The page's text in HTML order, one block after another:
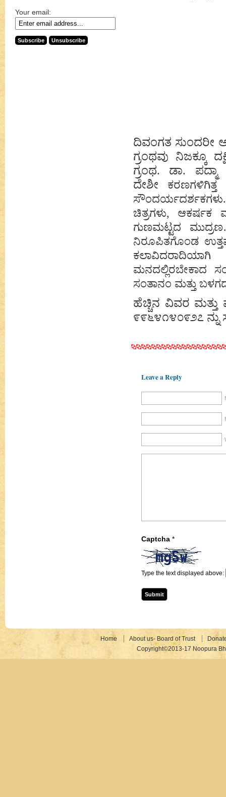
Your email:
ದಿವಂಗತ ಸುಂದರೀ
ಗ್ರಂಥವು ನಿಜಕ್ಕೂ
ಗ್ರಂಥ. ಡಾ.
ದೇಶೀ
ಸೌಂದರ್ಯದರ್ಶಕಗಳು.
ಚಿತ್ರಗಳು, ಆಕರ್ಷಕ
ಗುಣಮಟ್ಟದ
ನಿರೂಪಿತಗೊಂಡ
ಮನದಲ್ಲಿರಬೇಕಾದ
ಸಂತಾನಂ ಮತ್ತು
ಹೆಚ್ಚಿನ ವಿವರ ಮತ್ತು
೯೯೬೪೧೪೦೯೨೭
Leave a Reply
Captcha *
Type the text displayed above:
Home About us- Board of Trust
Copyright©2013-17 Noopura